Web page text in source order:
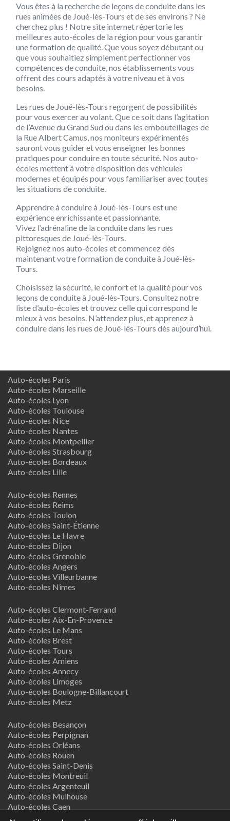
Vous êtes à la recherche de leçons de conduite dans les
rues animées de Joué-lès-Tours et de ses environs ? Ne
cherchez plus ! Notre site internet répertorie les
meilleures auto-écoles de la région pour vous garantir
une formation de qualité. Que vous soyez débutant ou
que vous souhaitiez simplement perfectionner vos
compétences de conduite, nos établissements vous
offrent des cours adaptés à votre niveau et à vos
besoins.
Les rues de Joué-lès-Tours regorgent de possibilités
pour vous exercer au volant. Que ce soit dans l’agitation
de l’Avenue du Grand Sud ou dans les embouteillages de
la Rue Albert Camus, nos moniteurs expérimentés
sauront vous guider et vous enseigner les bonnes
pratiques pour conduire en toute sécurité. Nos auto-
écoles mettent à votre disposition des véhicules
modernes et équipés pour vous familiariser avec toutes
les situations de conduite.
Apprendre à conduire à Joué-lès-Tours est une
expérience enrichissante et passionnante.
Vivez l’adrénaline de la conduite dans les rues
pittoresques de Joué-lès-Tours.
Rejoignez nos auto-écoles et commencez dès
maintenant votre formation de conduite à Joué-lès-
Tours.
Choisissez la sécurité, le confort et la qualité pour vos
leçons de conduite à Joué-lès-Tours. Consultez notre
liste d’auto-écoles et trouvez celle qui correspond le
mieux à vos besoins. N’attendez plus, et apprenez à
conduire dans les rues de Joué-lès-Tours dès aujourd’hui.
Auto-écoles Paris
Auto-écoles Marseille
Auto-écoles Lyon
Auto-écoles Toulouse
Auto-écoles Nice
Auto-écoles Nantes
Auto-écoles Montpellier
Auto-écoles Strasbourg
Auto-écoles Bordeaux
Auto-écoles Lille
Auto-écoles Rennes
Auto-écoles Reims
Auto-écoles Toulon
Auto-écoles Saint-Étienne
Auto-écoles Le Havre
Auto-écoles Dijon
Auto-écoles Grenoble
Auto-écoles Angers
Auto-écoles Villeurbanne
Auto-écoles Nîmes
Auto-écoles Clermont-Ferrand
Auto-écoles Aix-En-Provence
Auto-écoles Le Mans
Auto-écoles Brest
Auto-écoles Tours
Auto-écoles Amiens
Auto-écoles Annecy
Auto-écoles Limoges
Auto-écoles Boulogne-Billancourt
Auto-écoles Metz
Auto-écoles Besançon
Auto-écoles Perpignan
Auto-écoles Orléans
Auto-écoles Rouen
Auto-écoles Saint-Denis
Auto-écoles Montreuil
Auto-écoles Argenteuil
Auto-écoles Mulhouse
Auto-écoles Caen